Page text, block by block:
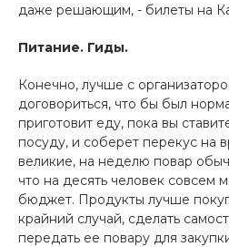
даже решающим, - билеты на
Питание. Гиды.
Конечно, лучше с
договориться, что бы был
приготовит еду, пока вы
посуду, и соберет перекус на
великие, на неделю повар
что на десять человек совсем
бюджет. Продукты лучше
крайний случай, сделать
передать ее повару для